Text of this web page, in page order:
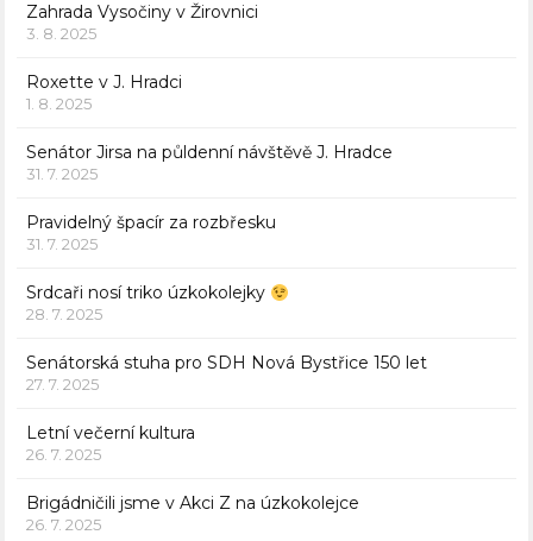
Zahrada Vysočiny v Žirovnici
3. 8. 2025
Roxette v J. Hradci
1. 8. 2025
Senátor Jirsa na půldenní návštěvě J. Hradce
31. 7. 2025
Pravidelný špacír za rozbřesku
31. 7. 2025
Srdcaři nosí triko úzkokolejky
28. 7. 2025
Senátorská stuha pro SDH Nová Bystřice 150 let
27. 7. 2025
Letní večerní kultura
26. 7. 2025
Brigádničili jsme v Akci Z na úzkokolejce
26. 7. 2025